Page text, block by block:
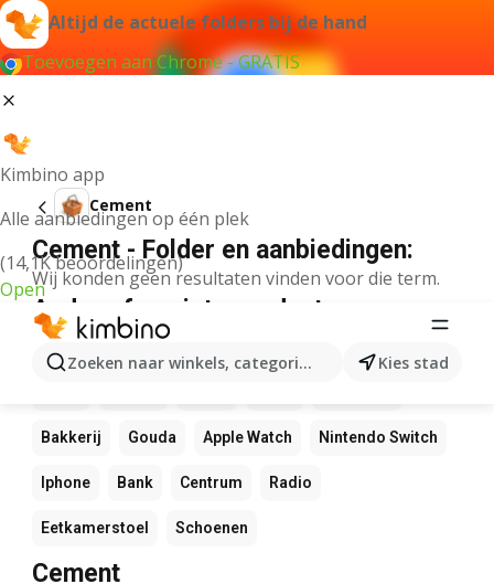
Altijd de actuele folders bij de hand
Toevoegen aan Chrome - GRATIS
Kimbino app
Alle aanbiedingen op één plek
(14,1K beoordelingen)
Open
Zoeken naar winkels, categorieën, producten...
Kies stad
Cement
Cement - Folder en aanbiedingen:
Wij konden geen resultaten vinden voor die term.
Andere favoriete producten
Bakkerij Gouda Apple Watch Nintendo Switch
Iphone Bank Centrum Radio
Eetkamerstoel Schoenen
Cement